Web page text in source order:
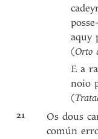
aquy
(Orto
E a
noio
(
21
Os dous
común